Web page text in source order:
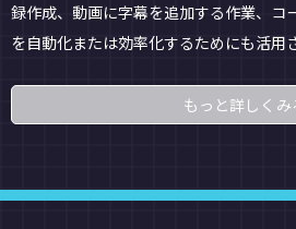
録作成、動画に字幕を追加する作業、コ
を自動化または効率化するためにも活用
もっと詳しくみ